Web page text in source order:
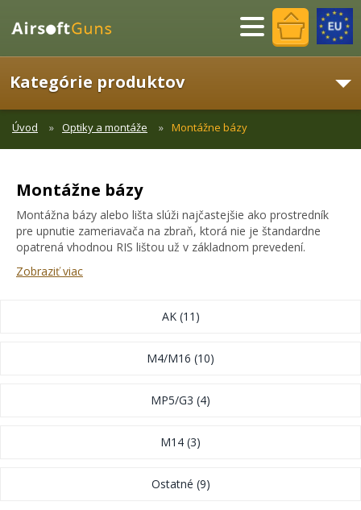
Menu
Kategórie produktov
Úvod Optiky a montáže Montážne bázy
Montážne bázy
Montážna bázy alebo lišta slúži najčastejšie ako prostredník
pre upnutie zameriavača na zbraň, ktorá nie je štandardne
opatrená vhodnou RIS lištou už v základnom prevedení.
Zobraziť viac
AK(11)
M4/M16 (10)
MP5/G3 (4)
M14 (3)
Ostatné (9)